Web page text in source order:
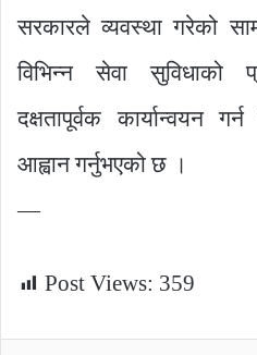
सरकारले व्यवस्था गरेको
विभिन्न सेवा सुविधाको
दक्षतापूर्वक कार्यान्वयन
आह्वान गर्नुभएको छ ।
—
Post Views: 359